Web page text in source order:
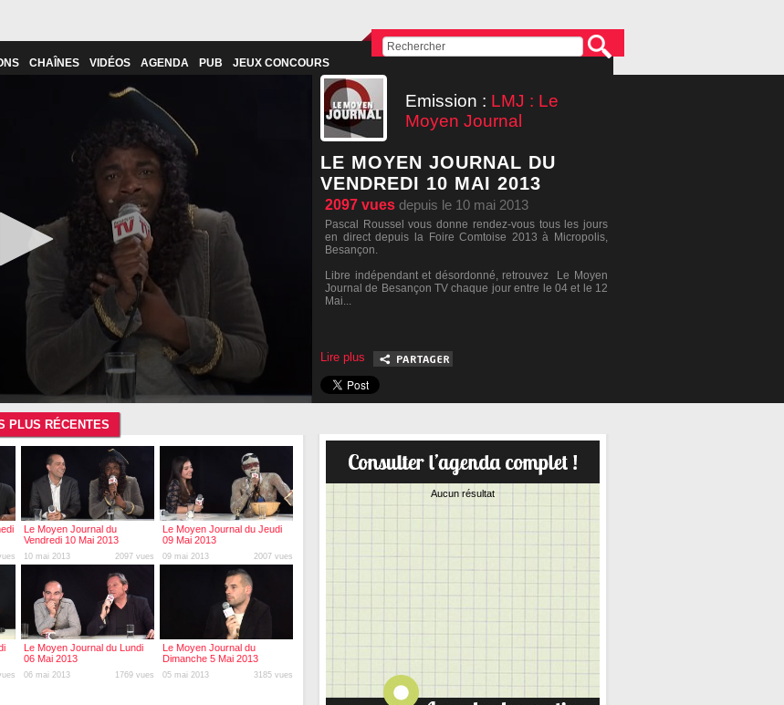
CHAÎNES VIDÉOS AGENDA PUB JEUX CONCOURS
Emission : LMJ : Le
Moyen Journal
LE MOYEN JOURNAL DU
VENDREDI 10 MAI 2013
2097 vues depuis le 10 mai 2013
Pascal Roussel vous donne rendez-vous tous les jours
en direct depuis la Foire Comtoise 2013 à Micropolis,
Besançon.
Libre indépendant et désordonné, retrouvez Le Moyen
Journal de Besançon TV chaque jour entre le 04 et le 12
Mai...
Lire plus
PLUS RÉCENTES
Le Moyen Journal du
Vendredi 10 Mai 2013
10 mai 2013 2097 vues
Le Moyen Journal du Jeudi
09 Mai 2013
09 mai 2013 2007 vues
Le Moyen Journal du Lundi
06 Mai 2013
06 mai 2013 1769 vues
Le Moyen Journal du
Dimanche 5 Mai 2013
05 mai 2013 3185 vues
Aucun résultat